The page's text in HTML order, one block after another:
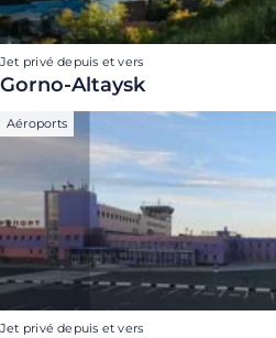
Jet privé depuis et vers
Gorno-Altaysk
Aéroports
Jet privé depuis et vers